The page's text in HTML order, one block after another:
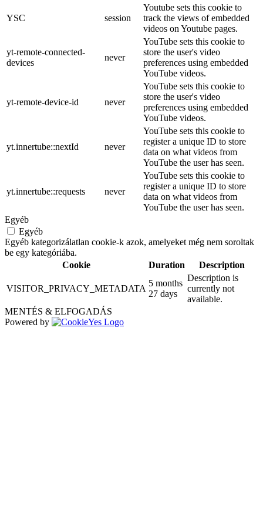
YSC session
Youtube sets this cookie to
track the views of embedded
videos on Youtube pages.
yt-remote-connected-
devices
never
YouTube sets this cookie to
store the user's video
preferences using embedded
YouTube videos.
yt-remote-device-id never
YouTube sets this cookie to
store the user's video
preferences using embedded
YouTube videos.
yt.innertube::nextId never
YouTube sets this cookie to
register a unique ID to store
data on what videos from
YouTube the user has seen.
yt.innertube::requests never
YouTube sets this cookie to
register a unique ID to store
data on what videos from
YouTube the user has seen.
Egyéb
Egyéb
Egyéb kategorizálatlan cookie-k azok, amelyeket még nem soroltak
be egy kategóriába.
Cookie
Duration Description
VISITOR_PRIVACY_METADATA
5 months
27 days
Description is
currently not
available.
MENTÉS & ELFOGADÁS
Powered by